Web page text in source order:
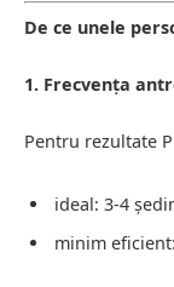
De ce unele
1. Frecvența
Pentru rezultate
ideal: 3-4
minim